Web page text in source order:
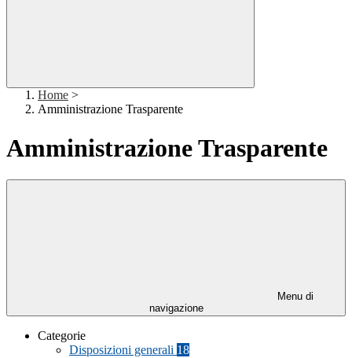
Home >
Amministrazione Trasparente
Amministrazione Trasparente
Menu di
navigazione
Categorie
Disposizioni generali 18